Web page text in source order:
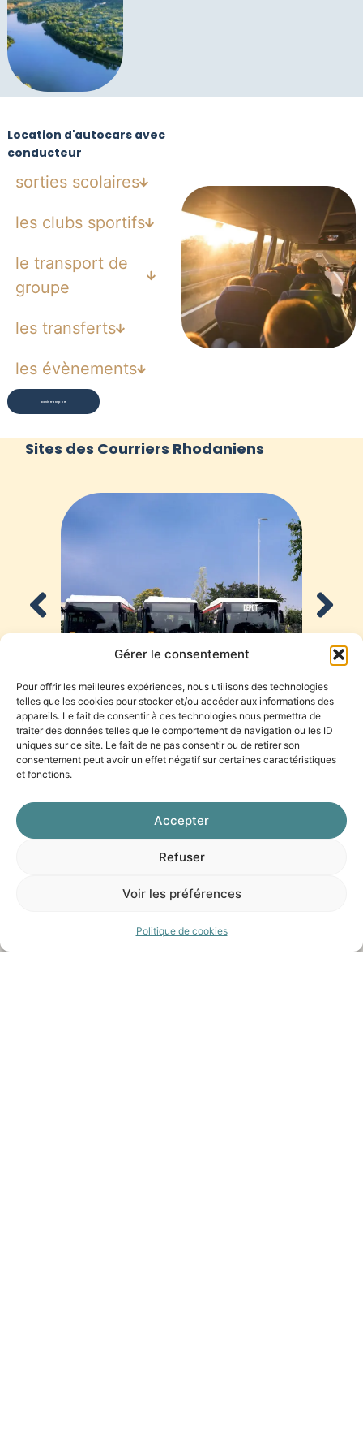
Gérer le consentement
Pour offrir les meilleures expériences, nous utilisons des technologies
telles que les cookies pour stocker et/ou accéder aux informations des
appareils. Le fait de consentir à ces technologies nous permettra de
traiter des données telles que le comportement de navigation ou les ID
uniques sur ce site. Le fait de ne pas consentir ou de retirer son
consentement peut avoir un effet négatif sur certaines caractéristiques
et fonctions.
Accepter
Refuser
Voir les préférences
Politique de cookies
Location d'autocars avec
conducteur
sorties scolaires
les clubs sportifs
le transport de
groupe
les transferts
les évènements
Devis transport
Sites des Courriers Rhodaniens
GENAS
Courriers RhodaniensCRL
23 Rue de l'Avenir, 69740 Genas, France